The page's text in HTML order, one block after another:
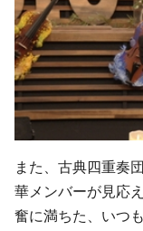
また、古典四重奏
華メンバーが見応
奮に満ちた、いつ